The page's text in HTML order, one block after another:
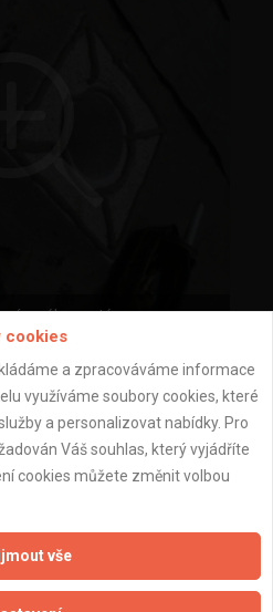
systému
cookies
a zpracováváme informace
využíváme soubory cookies, které
a personalizovat nabídky. Pro
Váš souhlas, který vyjádříte
cookies můžete změnit volbou
vše